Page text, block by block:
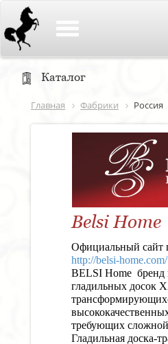
Каталог
Главная Фабрики Россия
Belsi Home
Официальный сайт
http://belsi-home.com/
BELSI Home бренд
гладильных досок
требующих
Гладильная доска-